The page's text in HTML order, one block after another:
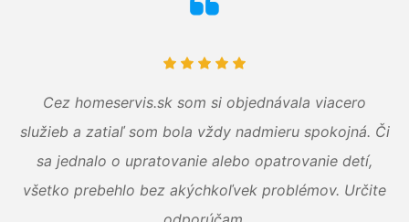
Cez homeservis.sk som si objednávala viacero
služieb a zatiaľ som bola vždy nadmieru spokojná. Či
sa jednalo o upratovanie alebo opatrovanie detí,
všetko prebehlo bez akýchkoľvek problémov. Určite